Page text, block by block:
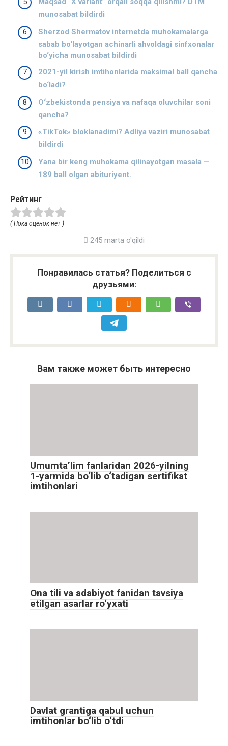
munosabat bildirdi
Sherzod Shermatov internetda muhokamalarga
sabab bo‘layotgan achinarli ahvoldagi sinfxonalar
bo‘yicha munosabat bildirdi
2021-yil kirish imtihonlarida maksimal ball qancha
bo‘ladi?
O‘zbekistonda pensiya va nafaqa oluvchilar soni
qancha?
«TikTok» bloklanadimi? Adliya vaziri munosabat
bildirdi
Yana bir keng muhokama qilinayotgan masala —
189 ball olgan abituriyent.
Рейтинг
( Пока оценок нет )
245 marta o'qildi
Понравилась статья? Поделиться с
друзьями:
Вам также может быть интересно
Umumta’lim fanlaridan 2026-yilning
1-yarmida bo‘lib o‘tadigan sertifikat
imtihonlari
Ona tili va adabiyot fanidan tavsiya
etilgan asarlar ro‘yxati
Davlat grantiga qabul uchun
imtihonlar bo‘lib o‘tdi